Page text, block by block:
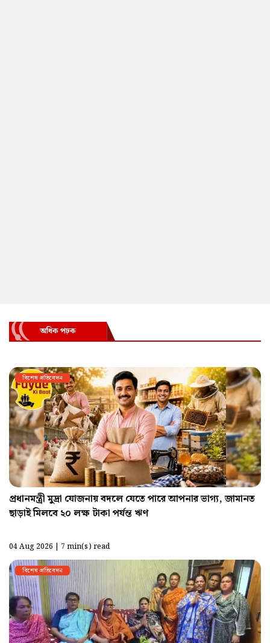
অধিক পঢ়ক
বিশেষ প্রতিবেদন
প্রধানমন্ত্রী মুদ্রা যোজনায় বদলে যেতে পারে আপনার ভাগ্য, জামানত
ছাড়াই মিলবে ২০ লক্ষ টাকা পর্যন্ত ঋণ
04 Aug 2026 | 7 min(s) read
বিশেষ প্রতিবেদন